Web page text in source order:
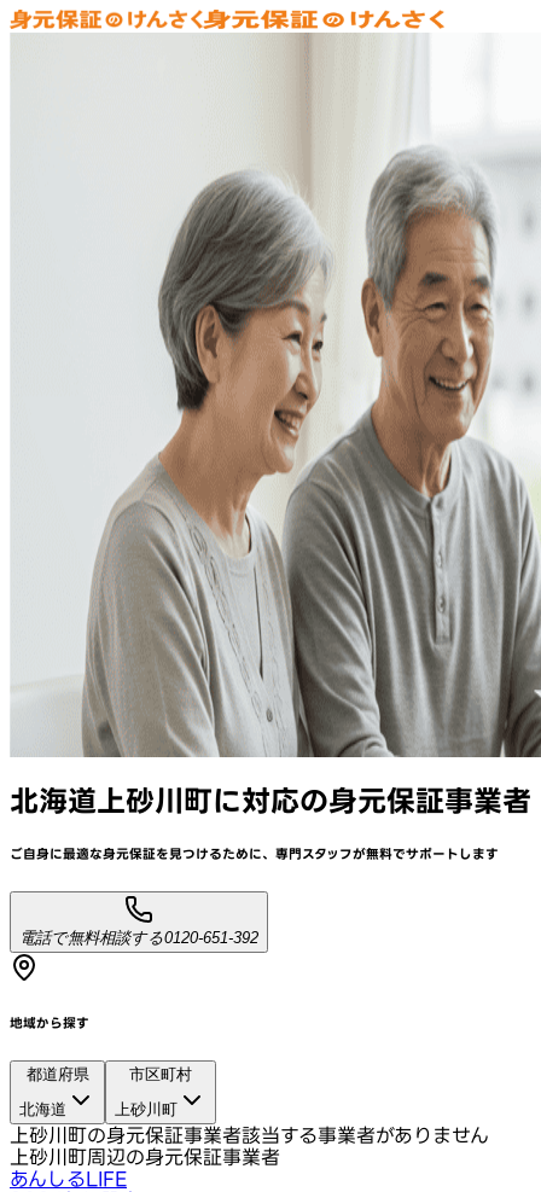
北海道上砂川町に対応の身元保証事業者
ご自身に最適な身元保証を見つけるために、 専門スタッフが無料でサポートします
電話で無料相談する0120-651-392
地域から探す
都道府県
北海道
市区町村
上砂川町
上砂川町の身元保証事業者該当する事業者がありません
上砂川町周辺の身元保証事業者
あんしるLIFE